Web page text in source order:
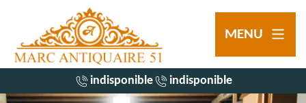
MENU
indisponible indisponible